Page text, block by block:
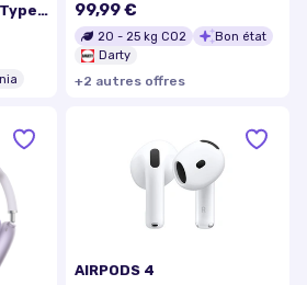
Type-
99,99 €
20 - 25 kg CO2
Bon état
Darty
+2 autres offres
AIRPODS 4